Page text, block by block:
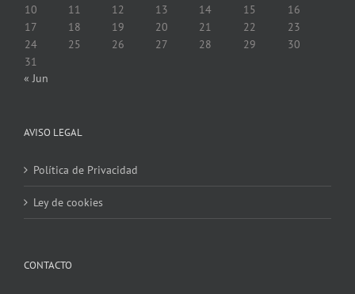
10
11 12 13 14 15
16
17
18 19 20 21 22
23
24
25 26 27 28 29
30
31
« Jun
AVISO LEGAL
Política de Privacidad
Ley de cookies
CONTACTO